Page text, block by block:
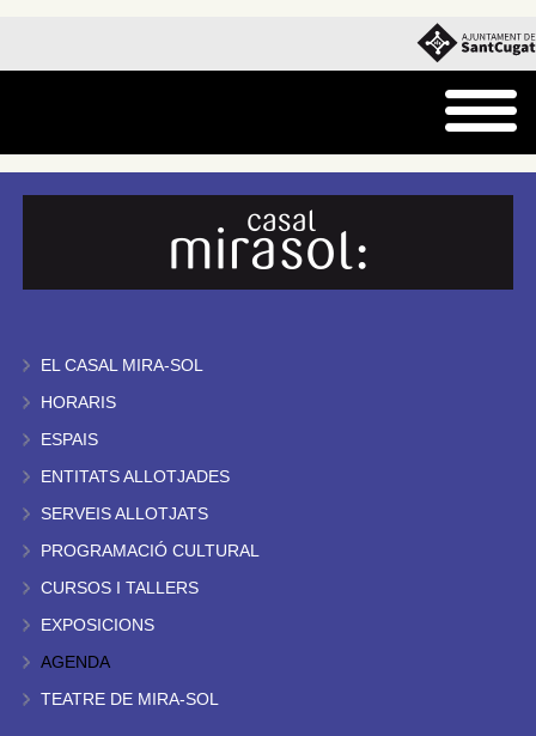
EL CASAL MIRA-SOL
HORARIS
ESPAIS
ENTITATS ALLOTJADES
SERVEIS ALLOTJATS
PROGRAMACIÓ CULTURAL
CURSOS I TALLERS
EXPOSICIONS
AGENDA
TEATRE DE MIRA-SOL